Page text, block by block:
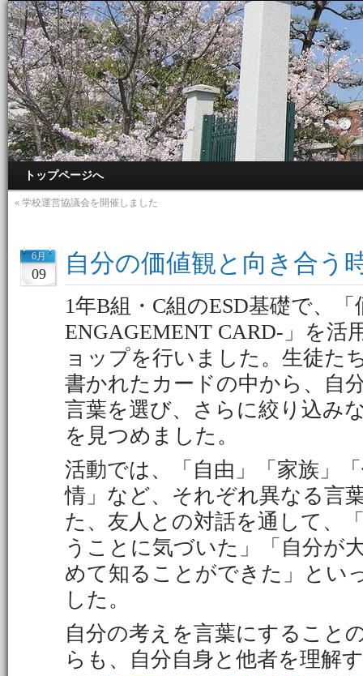
トップページへ
« 学校運営協議会を開催しました
6月
09 自分の価値観と向き合う
1年B組・C組のESD基礎で、
ENGAGEMENT CARD-」を活
ョップを行いました。生徒た
書かれたカードの中から、自
言葉を選び、さらに絞り込み
を見つめました。
活動では、「自由」「家族」
情」など、それぞれ異なる言
た、友人との対話を通して、
うことに気づいた」「自分が
めて知ることができた」とい
した。
自分の考えを言葉にすること
らも、自分自身と他者を理解